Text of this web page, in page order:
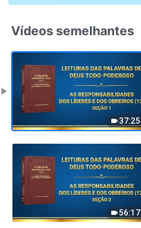
Vídeos semelhantes
37:25
56:17